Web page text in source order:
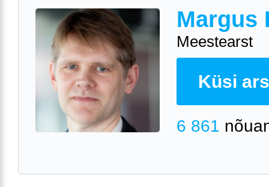
Margus
Meestearst
Küsi
6 861